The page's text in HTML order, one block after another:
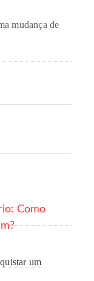
mudança de
um